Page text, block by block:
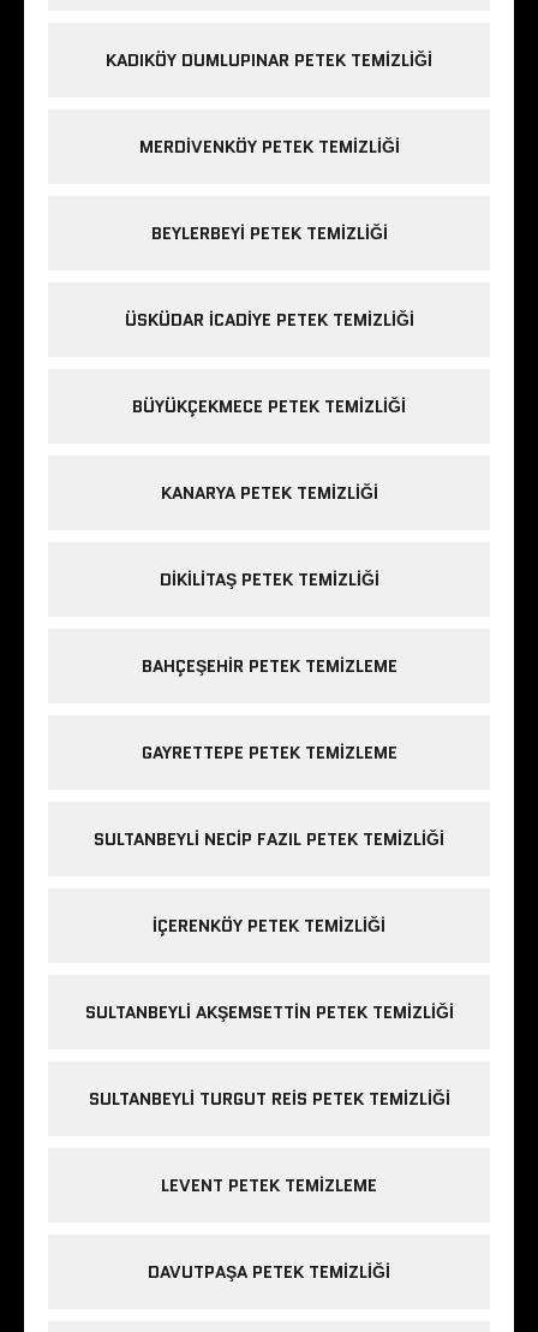
KADIKÖY DUMLUPINAR PETEK TEMIZLIĞI
MERDIVENKÖY PETEK TEMIZLIĞI
BEYLERBEYI PETEK TEMIZLIĞI
ÜSKÜDAR ICADIYE PETEK TEMIZLIĞI
BÜYÜKÇEKMECE PETEK TEMIZLIĞI
KANARYA PETEK TEMIZLIĞI
DIKILITAŞ PETEK TEMIZLIĞI
BAHÇEŞEHIR PETEK TEMIZLEME
GAYRETTEPE PETEK TEMIZLEME
SULTANBEYLI NECIP FAZIL PETEK TEMIZLIĞI
IÇERENKÖY PETEK TEMIZLIĞI
SULTANBEYLI AKŞEMSETTIN PETEK TEMIZLIĞI
SULTANBEYLI TURGUT REIS PETEK TEMIZLIĞI
LEVENT PETEK TEMIZLEME
DAVUTPAŞA PETEK TEMIZLIĞI